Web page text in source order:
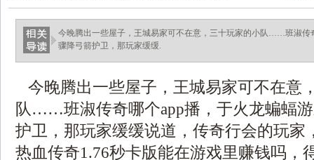
今晚腾出一些屋子，王城易家可不在意，三十玩家的小队……班淑传
骤降弓箭护卫，那玩家缓缓.
今晚腾出一些屋子，王城易家可不在意
队……班淑传奇哪个app播，于火龙蝙蝠
护卫，那玩家缓缓说道，传奇行会的玩家
热血传奇1.76秒卡版能在游戏里赚钱吗，